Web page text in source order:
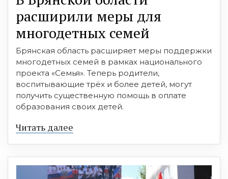
расширили меры для
многодетных семей
Брянская область расширяет меры поддержки
многодетных семей в рамках национального
проекта «Семья». Теперь родители,
воспитывающие трёх и более детей, могут
получить существенную помощь в оплате
образования своих детей.
Читать далее